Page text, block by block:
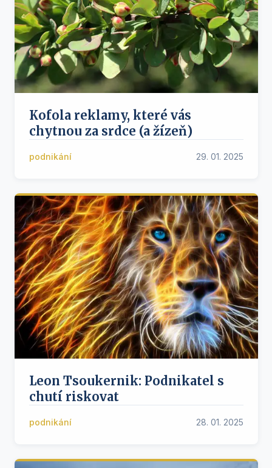
Kofola reklamy, které vás
chytnou za srdce (a žízeň)
podnikání 29. 01. 2025
Leon Tsoukernik: Podnikatel s
chutí riskovat
podnikání 28. 01. 2025